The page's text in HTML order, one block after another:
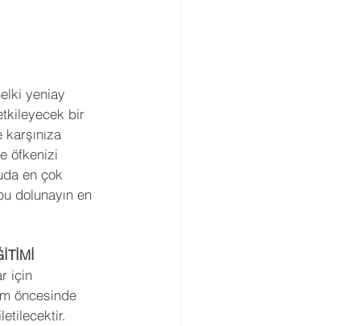
yeniay
bir
öfkenizi
en çok
dolunayın en
için
öncesinde